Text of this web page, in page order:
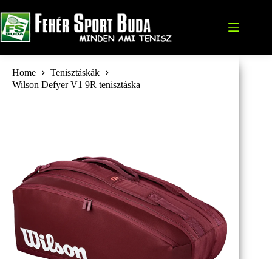
to
content
Home
Tenisztáskák
Wilson Defyer V1 9R tenisztáska